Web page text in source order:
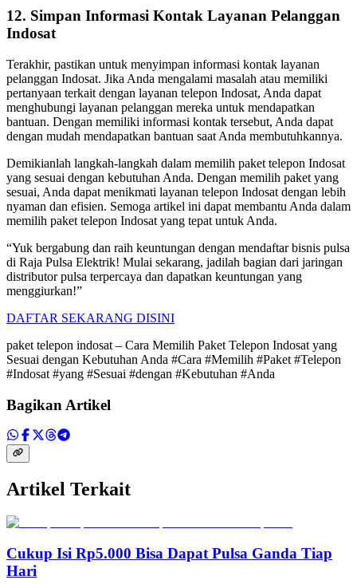
12. Simpan Informasi Kontak Layanan Pelanggan
Indosat
Terakhir, pastikan untuk menyimpan informasi kontak layanan
pelanggan Indosat. Jika Anda mengalami masalah atau memiliki
pertanyaan terkait dengan layanan telepon Indosat, Anda dapat
menghubungi layanan pelanggan mereka untuk mendapatkan
bantuan. Dengan memiliki informasi kontak tersebut, Anda dapat
dengan mudah mendapatkan bantuan saat Anda membutuhkannya.
Demikianlah langkah-langkah dalam memilih paket telepon Indosat
yang sesuai dengan kebutuhan Anda. Dengan memilih paket yang
sesuai, Anda dapat menikmati layanan telepon Indosat dengan lebih
nyaman dan efisien. Semoga artikel ini dapat membantu Anda dalam
memilih paket telepon Indosat yang tepat untuk Anda.
“Yuk bergabung dan raih keuntungan dengan mendaftar bisnis pulsa
di Raja Pulsa Elektrik! Mulai sekarang, jadilah bagian dari jaringan
distributor pulsa terpercaya dan dapatkan keuntungan yang
menggiurkan!”
DAFTAR SEKARANG DISINI
paket telepon indosat – Cara Memilih Paket Telepon Indosat yang
Sesuai dengan Kebutuhan Anda #Cara #Memilih #Paket #Telepon
#Indosat #yang #Sesuai #dengan #Kebutuhan #Anda
Bagikan Artikel
Artikel Terkait
Cukup Isi Rp5.000 Bisa Dapat Pulsa Ganda Tiap
Hari